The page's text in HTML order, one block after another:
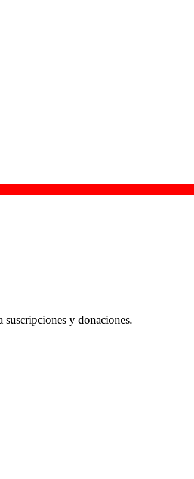
suscripciones y donaciones.